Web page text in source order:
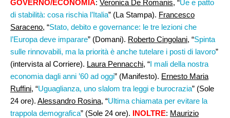
GOVERNO/ECONOMIA: Veronica De Romanis, “Ue e patto
di stabilità: cosa rischia l’Italia” (La Stampa). Francesco
Saraceno, “Stato, debito e governance: le tre lezioni che
l’Europa deve imparare” (Domani). Roberto Cingolani, “Spinta
sulle rinnovabili, ma la priorità è anche tutelare i posti di lavoro”
(intervista al Corriere). Laura Pennacchi, “I mali della nostra
economia dagli anni ’60 ad oggi” (Manifesto). Ernesto Maria
Ruffini, “Uguaglianza, uno slalom tra leggi e burocrazia” (Sole
24 ore). Alessandro Rosina, “Ultima chiamata per evitare la
trappola demografica” (Sole 24 ore). INOLTRE: Maurizio